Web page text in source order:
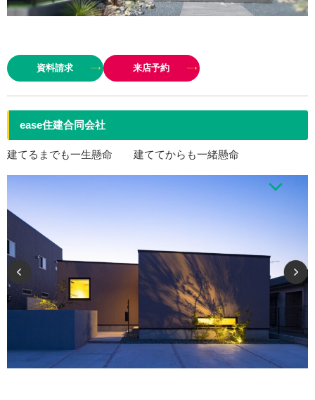
な暮らしを永く支える住まいであるために、 (1)生涯メンテナンスフリーの
外装タイル ＆最新防災瓦 (2)震度７の２倍…
資料請求 来店予約
ease住建合同会社
建てるまでも一生懸命 建ててからも一緒懸命